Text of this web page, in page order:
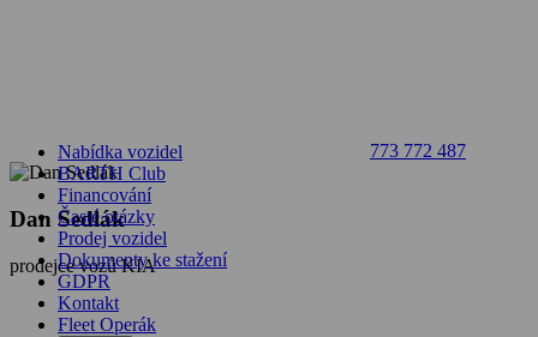
773 772 487
Dan Sedlák
prodejce vozů KIA
Nabídka vozidel
BARTH Club
Financování
Časté otázky
Prodej vozidel
Dokumenty ke stažení
GDPR
Kontakt
Fleet Operák